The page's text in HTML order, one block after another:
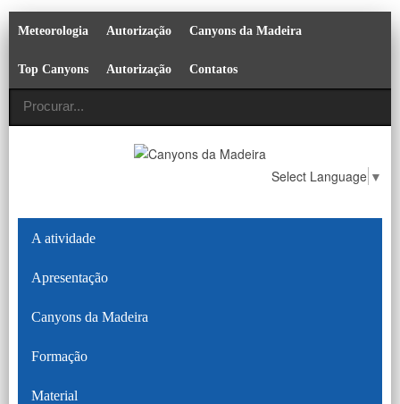
Meteorologia Autorização Canyons da Madeira
Top Canyons Autorização Contatos
Select Language ▼
A atividade
Apresentação
Canyons da Madeira
Formação
Material